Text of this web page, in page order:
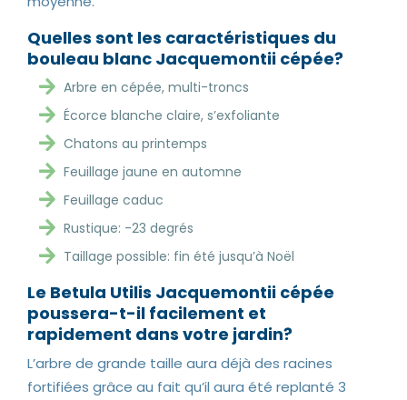
Quelles sont les caractéristiques du
bouleau blanc Jacquemontii cépée?
Arbre en cépée, multi-troncs
Écorce blanche claire, s’exfoliante
Chatons au printemps
Feuillage jaune en automne
Feuillage caduc
Rustique: -23 degrés
Taillage possible: fin été jusqu’à Noël
Le Betula Utilis Jacquemontii cépée
poussera-t-il facilement et
rapidement dans votre jardin?
L’arbre de grande taille aura déjà des racines
fortifiées grâce au fait qu’il aura été replanté 3